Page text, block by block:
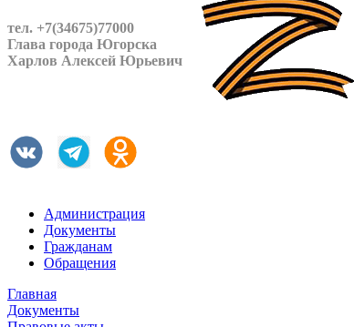
тел. +7(34675)77000
Глава города Югорска
Харлов Алексей Юрьевич
Администрация
Документы
Гражданам
Обращения
Главная
Документы